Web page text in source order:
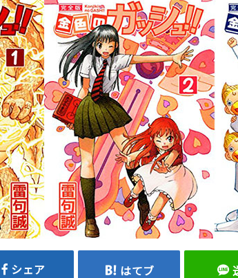
シェア はてブ